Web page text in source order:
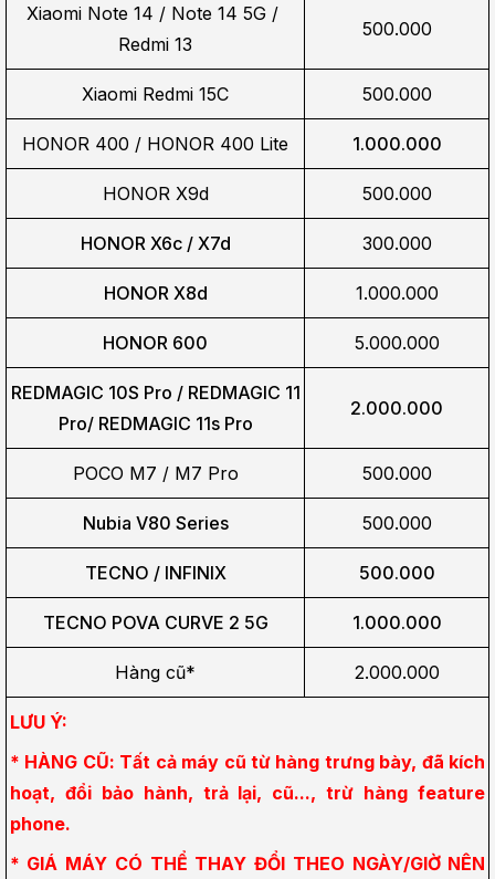
Xiaomi Note 14 / Note 14 5G /
Redmi 13
500.000
Xiaomi Redmi 15C 500.000
HONOR 400 / HONOR 400 Lite 1.000.000
HONOR X9d 500.000
HONOR X6c / X7d 300.000
HONOR X8d 1.000.000
HONOR 600 5.000.000
REDMAGIC 10S Pro / REDMAGIC 11
Pro/ REDMAGIC 11s Pro
2.000.000
POCO M7 / M7 Pro 500.000
Nubia V80 Series 500.000
TECNO / INFINIX 500.000
TECNO POVA CURVE 2 5G 1.000.000
Hàng cũ* 2.000.000
LƯU Ý:
* HÀNG CŨ: Tất cả máy cũ từ hàng trưng bày, đã kích
hoạt, đổi bảo hành, trả lại, cũ..., trừ hàng feature
phone.
* GIÁ MÁY CÓ THỂ THAY ĐỔI THEO NGÀY/GIỜ NÊN